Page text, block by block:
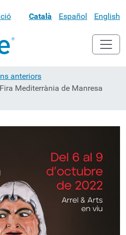
Català Español English
anteriors
Mediterrània de Manresa